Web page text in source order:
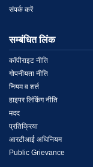
संपर्क करें
सम्बंधित लिंक
Menu
Link
2
कॉपीराइट नीति
गोपनीयता नीति
नियम व शर्त
हाइपर लिंकिंग नीति
मदद
प्रतिक्रिया
आरटीआई अधिनियम
Public Grievance